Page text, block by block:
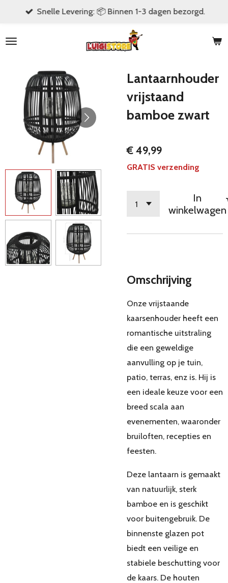
naar
hoofdinhoud
Snelle Levering: 📦 Binnen 1-3 dagen bezorgd.
Lantaarnhouder
vrijstaand
bamboe zwart
€ 49,99
GRATIS verzending
In
winkelwagen
Omschrijving
Onze vrijstaande
kaarsenhouder heeft een
romantische uitstraling
die een geweldige
aanvulling op je tuin,
patio, terras, enz is. Hij is
een ideale keuze voor een
breed scala aan
evenementen, waaronder
bruiloften, recepties en
feesten.
Deze lantaarn is gemaakt
van natuurlijk, sterk
bamboe en is geschikt
voor buitengebruik. De
binnenste glazen pot
biedt een veilige en
stabiele beschutting voor
de kaars. De houten